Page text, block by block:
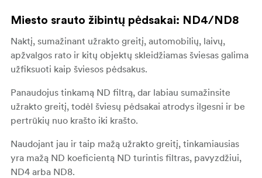
Miesto srauto žibintų pėdsakai: ND4/ND8
Naktį, sumažinant užrakto greitį, automobilių, laivų,
apžvalgos rato ir kitų objektų skleidžiamas šviesas galima
užfiksuoti kaip šviesos pėdsakus.
Panaudojus tinkamą ND filtrą, dar labiau sumažinsite
užrakto greitį, todėl šviesų pėdsakai atrodys ilgesni ir be
pertrūkių nuo krašto iki krašto.
Naudojant jau ir taip mažą užrakto greitį, tinkamiausias
yra mažą ND koeficientą ND turintis filtras, pavyzdžiui,
ND4 arba ND8.